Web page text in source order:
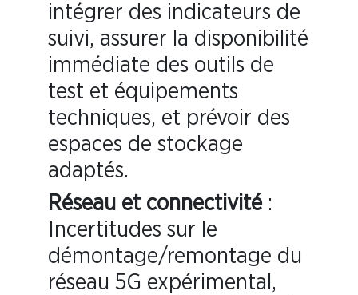
intégrer des indicateurs de
suivi, assurer la disponibilité
immédiate des outils de
test et équipements
techniques, et prévoir des
espaces de stockage
adaptés.
Réseau et connectivité:
Incertitudes sur le
démontage/remontage du
réseau 5G expérimental,